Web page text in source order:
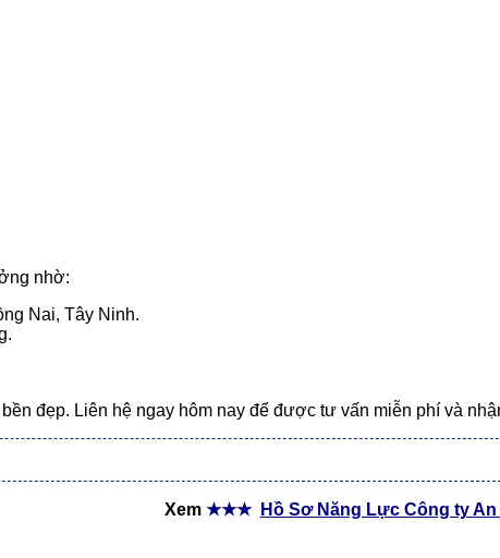
nhờ:
Nai, Tây Ninh.
đẹp. Liên hệ ngay hôm nay để được tư vấn miễn phí và
Xem ★★★ Hồ Sơ Năng Lực Công ty